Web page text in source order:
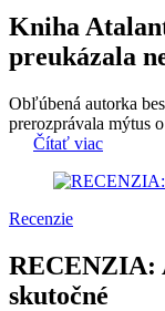
Kniha
preukázala
Obľúbená autorka
prerozprávala mýtus
Čítať viac
Recenzie
RECENZIA:
skutočné